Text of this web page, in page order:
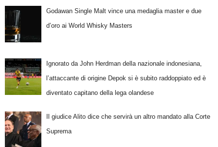
Godawan Single Malt vince una medaglia master e due
d’oro ai World Whisky Masters
Ignorato da John Herdman della nazionale indonesiana,
l’attaccante di origine Depok si è subito raddoppiato ed è
diventato capitano della lega olandese
Il giudice Alito dice che servirà un altro mandato alla Corte
Suprema